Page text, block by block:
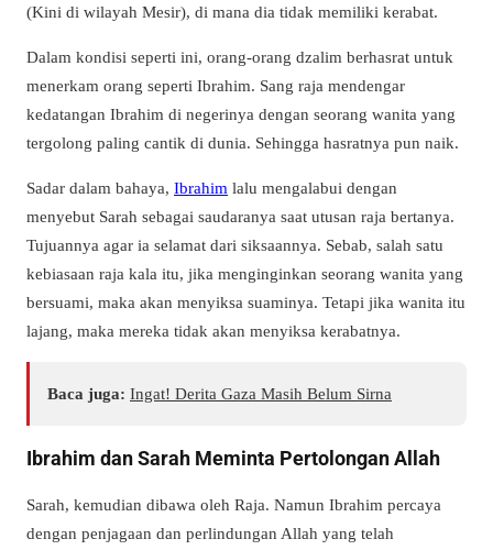
(Kini di wilayah Mesir), di mana dia tidak memiliki kerabat.
Dalam kondisi seperti ini, orang-orang dzalim berhasrat untuk
menerkam orang seperti Ibrahim. Sang raja mendengar
kedatangan Ibrahim di negerinya dengan seorang wanita yang
tergolong paling cantik di dunia. Sehingga hasratnya pun naik.
Sadar dalam bahaya, Ibrahim lalu mengalabui dengan
menyebut Sarah sebagai saudaranya saat utusan raja bertanya.
Tujuannya agar ia selamat dari siksaannya. Sebab, salah satu
kebiasaan raja kala itu, jika menginginkan seorang wanita yang
bersuami, maka akan menyiksa suaminya. Tetapi jika wanita itu
lajang, maka mereka tidak akan menyiksa kerabatnya.
Baca juga: Ingat! Derita Gaza Masih Belum Sirna
Ibrahim dan Sarah Meminta Pertolongan Allah
Sarah, kemudian dibawa oleh Raja. Namun Ibrahim percaya
dengan penjagaan dan perlindungan Allah yang telah